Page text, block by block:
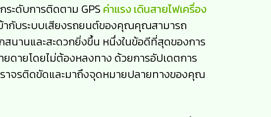
ะดับการติดตาม GPS ค่าแรง เดินสายไฟเครื่อง
ากับระบบเสียงรถยนต์ของคุณคุณสามารถ
นานและสะดวกยิ่งขึ้น หนึ่งในข้อดีที่สุดของการ
ดายโดยไม่ต้องหลงทาง ด้วยการอัปเดตการ
าจรติดขัดและมาถึงจุดหมายปลายทางของคุณ